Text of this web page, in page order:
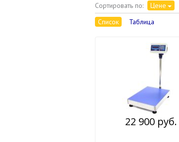
Сортировать по: Цене
Список
Таблица
22 900 руб.